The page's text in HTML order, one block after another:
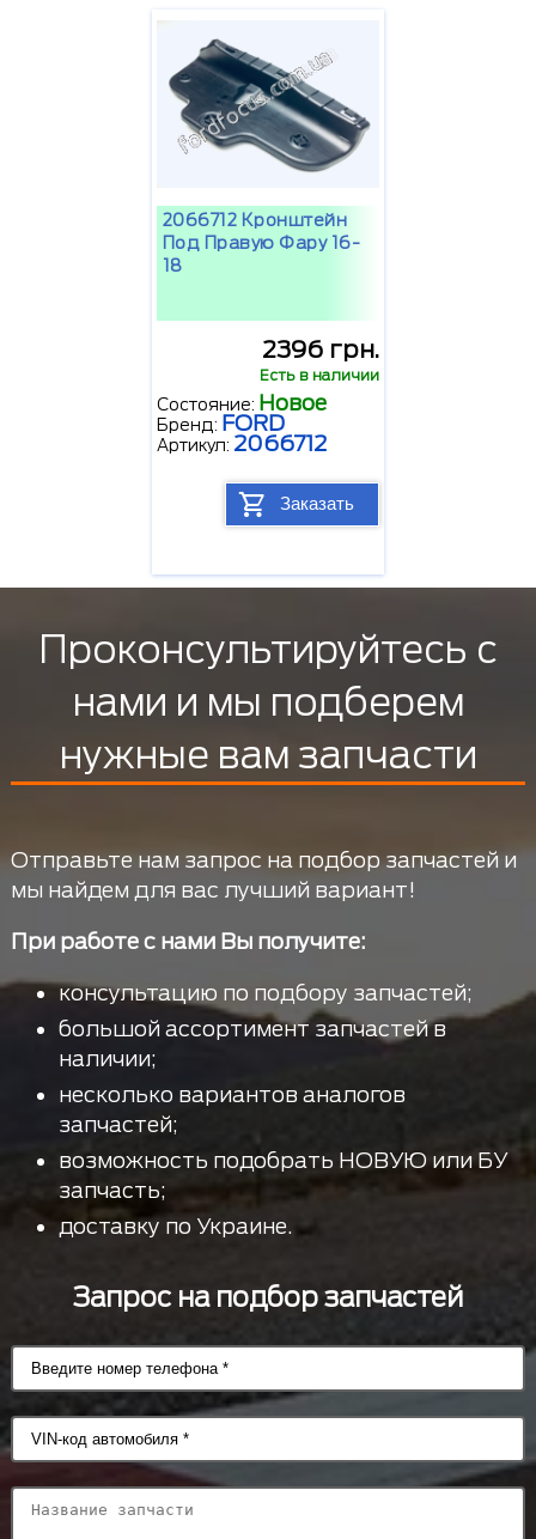
2066712 Кронштейн
Под Правую Фару 16-
18
2396 грн.
Есть в наличии
Состояние: Новое
Бренд: FORD
Артикул: 2066712
Заказать
Проконсультируйтесь с
нами и мы подберем
нужные вам запчасти
Отправьте нам запрос на подбор запчастей и
мы найдем для вас лучший вариант!
При работе с нами Вы получите:
консультацию по подбору запчастей;
большой ассортимент запчастей в
наличии;
несколько вариантов аналогов
запчастей;
возможность подобрать НОВУЮ или БУ
запчасть;
доставку по Украине.
Запрос на подбор запчастей